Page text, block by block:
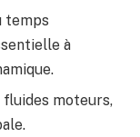
temps
à
moteurs,